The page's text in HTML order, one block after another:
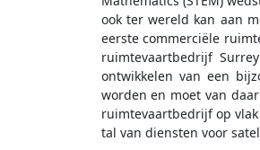
ook ter wereld kan aan
eerste commerciële
ruimtevaartbedrijf
ontwikkelen van een
worden en moet van
ruimtevaartbedrijf op
tal van diensten voor